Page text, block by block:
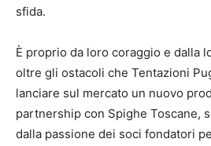
sfida.
È proprio da loro coraggio e dalla
oltre gli ostacoli che Tentazioni
lanciare sul mercato un nuovo
partnership con Spighe Toscane,
dalla passione dei soci fondatori